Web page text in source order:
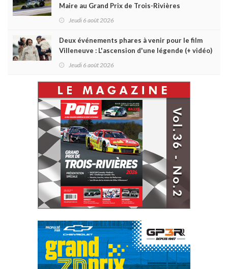
Maire au Grand Prix de Trois-Rivières
Jeudi 6 août 2026
Deux événements phares à venir pour le film
Villeneuve : L'ascension d'une légende (+ vidéo)
Jeudi 6 août 2026